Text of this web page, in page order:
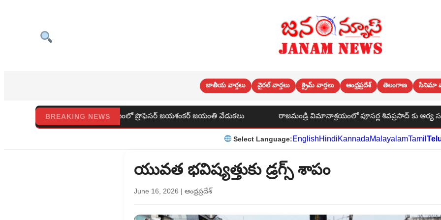
జాతీయ వార్తలు వైరల్ వార్తలు క్రైమ్ వార్తలు ఆంధ్రప్రదేశ్ తెలంగాణ సినిమా
BREAKING NEWS
కార్యాలయంలో ప్రొఫెసర్ జయశంకర్ జయంతి వేడుకలు రాజమండ్రి విమానాశ్రయంలో పూసర్ల శివప్రసాద్ కు ఆర్య సంఘం సభ్యులు చిరు
Select Language:EnglishHindiKannadaMalayalamTamil
యువత భవిష్యత్తుకు డ్రగ్స్ శాపం
June 16, 2026 | ఆంధ్రప్రదేశ్